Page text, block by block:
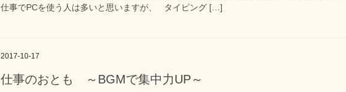
仕事でPCを使う人は多いと思いますが、 タイピング […]
2017-10-17
仕事のおとも ～BGMで集中力UP～